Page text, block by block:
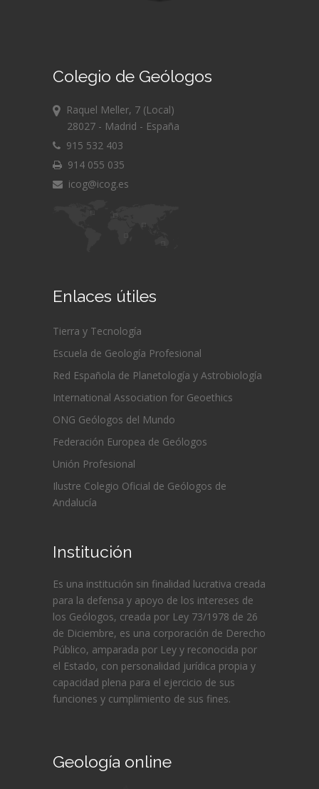
Colegio de Geólogos
Raquel Meller, 7 (Local)
28027 - Madrid - España
915 532 403
914 055 035
icog@icog.es
Enlaces útiles
Tierra y Tecnología
Escuela de Geología Profesional
Red Española de Planetología y Astrobiología
International Association for Geoethics
ONG Geólogos del Mundo
Federación Europea de Geólogos
Unión Profesional
Ilustre Colegio Oficial de Geólogos de
Andalucía
Institución
Es una institución sin finalidad lucrativa creada
para la defensa y apoyo de los intereses de
los Geólogos, creada por Ley 73/1978 de 26
de Diciembre, es una corporación de Derecho
Público, amparada por Ley y reconocida por
el Estado, con personalidad jurídica propia y
capacidad plena para el ejercicio de sus
funciones y cumplimiento de sus fines.
Geología online